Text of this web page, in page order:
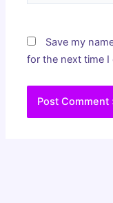
Save my
for the next time I